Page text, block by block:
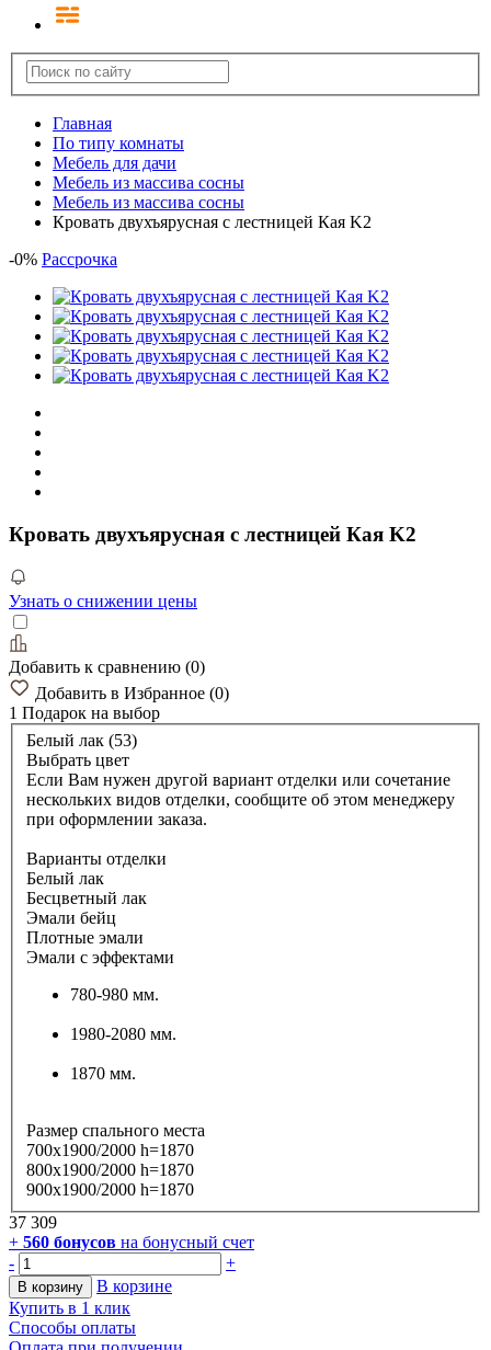
Главная
По типу комнаты
Мебель для дачи
Мебель из массива сосны
Мебель из массива сосны
Кровать двухъярусная с лестницей Кая K2
-0% Рассрочка
Кровать двухъярусная с лестницей Кая K2
Узнать о снижении цены
Добавить к сравнению (0)
Добавить в Избранное (0)
1 Подарок на выбор
Белый лак (53)
Выбрать цвет
Если Вам нужен другой вариант отделки или сочетание
нескольких видов отделки, сообщите об этом менеджеру
при оформлении заказа.
Варианты отделки
Белый лак
Бесцветный лак
Эмали бейц
Плотные эмали
Эмали с эффектами
780-980 мм.
1980-2080 мм.
1870 мм.
Размер спального места
700х1900/2000 h=1870
800х1900/2000 h=1870
900х1900/2000 h=1870
37 309
+ 560 бонусов на бонусный счет
-
+
В корзину
В корзине
Купить в 1 клик
Способы оплаты